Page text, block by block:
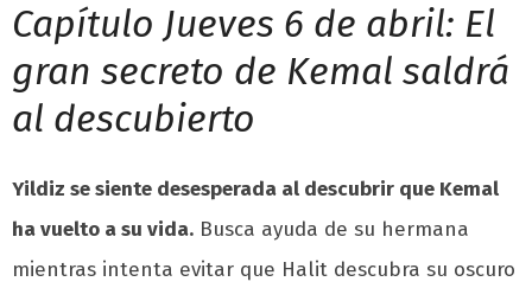
Capítulo Jueves 6 de abril: El
gran secreto de Kemal saldrá
al descubierto
Yildiz se siente desesperada al descubrir que Kemal
ha vuelto a su vida. Busca ayuda de su hermana
mientras intenta evitar que Halit descubra su oscuro